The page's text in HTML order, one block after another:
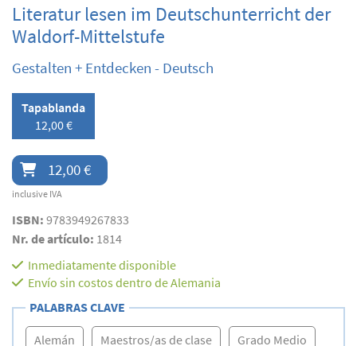
Literatur lesen im Deutschunterricht der
Waldorf-Mittelstufe
Gestalten + Entdecken - Deutsch
Tapablanda
12,00 €
12,00 €
inclusive IVA
ISBN: 9783949267833
Nr. de artículo: 1814
Inmediatamente disponible
Envío sin costos dentro de Alemania
PALABRAS CLAVE
Alemán Maestros/as de clase Grado Medio